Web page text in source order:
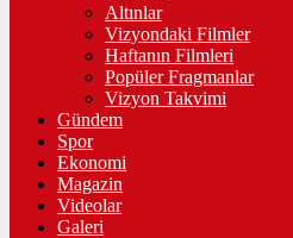
Altınlar
Vizyondaki Filmler
Haftanın Filmleri
Popüler Fragmanlar
Vizyon Takvimi
Gündem
Spor
Ekonomi
Magazin
Videolar
Galeri